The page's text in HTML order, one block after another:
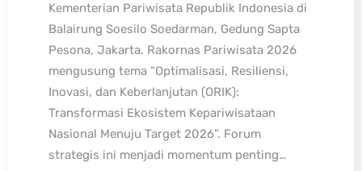
Kementerian Pariwisata Republik Indonesia di
Balairung Soesilo Soedarman, Gedung Sapta
Pesona, Jakarta. Rakornas Pariwisata 2026
mengusung tema “Optimalisasi, Resiliensi,
Inovasi, dan Keberlanjutan (ORIK):
Transformasi Ekosistem Kepariwisataan
Nasional Menuju Target 2026”. Forum
strategis ini menjadi momentum penting…